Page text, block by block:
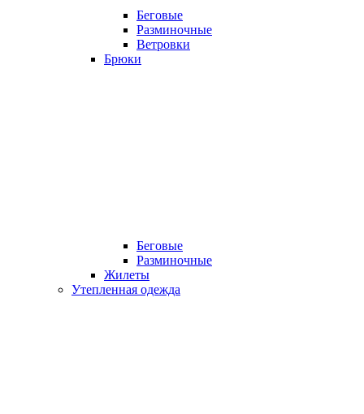
Беговые
Разминочные
Ветровки
Брюки
Беговые
Разминочные
Жилеты
Утепленная одежда